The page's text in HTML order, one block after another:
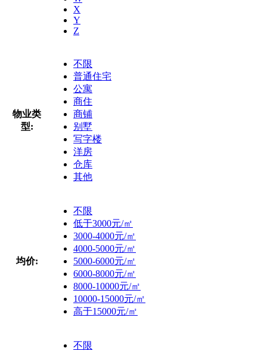
X
Y
Z
物业类
型:
不限
普通住宅
公寓
商住
商铺
别墅
写字楼
洋房
仓库
其他
均价:
不限
低于3000元/㎡
3000-4000元/㎡
4000-5000元/㎡
5000-6000元/㎡
6000-8000元/㎡
8000-10000元/㎡
10000-15000元/㎡
高于15000元/㎡
不限